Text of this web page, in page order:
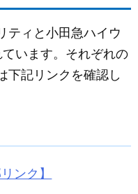
ティと小田急ハイウ
います。それぞれの
下記リンクを確認し
ンク】